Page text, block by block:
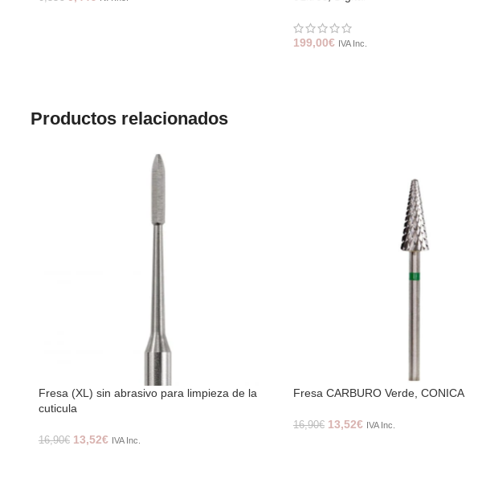
199,00€ IVA Inc.
Productos relacionados
Fresa (XL) sin abrasivo para limpieza de la
cuticula
16,90€ 13,52€ IVA Inc.
Fresa CARBURO Verde, CONICA
16,90€ 13,52€ IVA Inc.